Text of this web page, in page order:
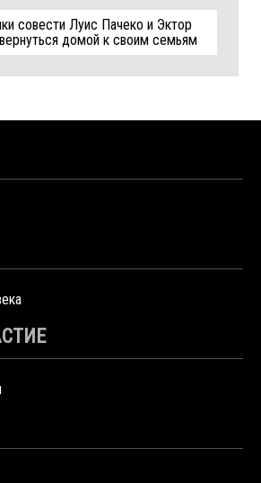
совести Луис Пачеко и Эктор
домой к своим семьям